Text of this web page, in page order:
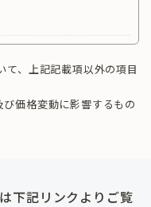
、上記記載項以外の項目
価格変動に影響するもの
下記リンクよりご覧